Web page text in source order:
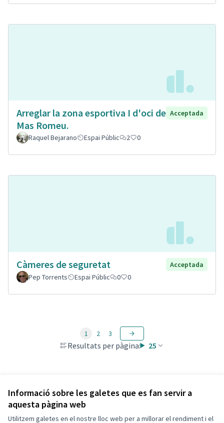
Informació sobre les galetes que es fan servir a
aquesta pàgina web
Utilitzem galetes en el nostre lloc web per a millorar el rendiment i el
Arreglar la zona esportiva I d'oci de
Mas Romeu.
Acceptada
Raquel Bejarano Espai Públic 2 0
Càmeres de seguretat
Acceptada
Pep Torrents
Espai Públic 0 0
Resultats per pàgina: 25
1 2 3
Veure totes les propostes retirades
Termes i condicions d'ús